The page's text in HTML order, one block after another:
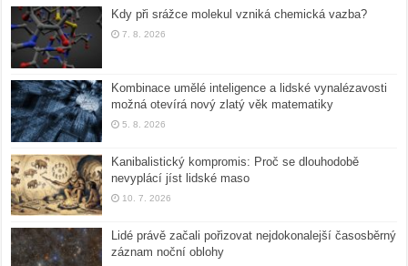
Kdy při srážce molekul vzniká chemická vazba?
7. 8. 2026
Kombinace umělé inteligence a lidské vynalézavosti
možná otevírá nový zlatý věk matematiky
5. 8. 2026
Kanibalistický kompromis: Proč se dlouhodobě
nevyplácí jíst lidské maso
10. 7. 2026
Lidé právě začali pořizovat nejdokonalejší časosběrný
záznam noční oblohy